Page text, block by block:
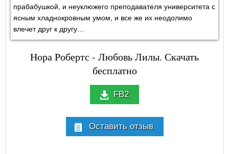
прабабушкой, и неуклюжего преподавателя университета с
ясным хладнокровным умом, и все же их неодолимо
влечет друг к другу…
Нора Робертс - Любовь Лилы. Скачать
бесплатно
FB2
Оставить отзыв